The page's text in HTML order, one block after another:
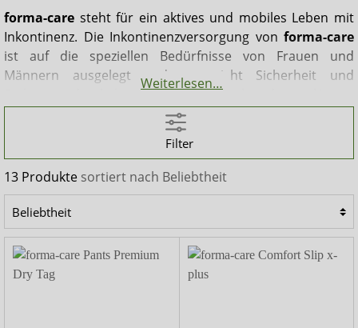
forma-care steht für ein aktives und mobiles Leben mit
Inkontinenz. Die Inkontinenzversorgung von forma-care
ist auf die speziellen Bedürfnisse von Frauen und
Männern ausgelegt und verspricht Sicherheit und
Diskretion durch knisterfreies Material und zuverlässige
Geruchsunterbindung. Dazu kommt ein hoher
Tragekomfort, der auf die einzigartigen Bedürfnisse von
Mann und Frau Rücksicht nimmt. Die Produkte sind
hautsympathisch, da sie aus atmungsaktivem Material
gefertigt werden. Dies ist besonders bei der Vorbeugung
von Hautirritationen sehr wichtig. Die hochwertigen
Inkontinenzprodukte kombinieren bei forma-care
modernste Technologien mit qualitativ hochwertigen
Materialien für den maximalen Komfort für den Anwender
und die Anwenderin. Damit erreichen Sie einen
Weiterlesen…
Filter
13 Produkte sortiert nach Beliebtheit